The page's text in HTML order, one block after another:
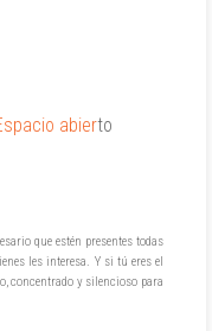
abierto
que estén presentes todas
les interesa. Y si tú eres el
concentrado y silencioso para